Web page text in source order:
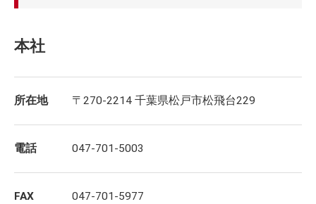
本社
所在地 〒270-2214 千葉県松戸市松飛台229
電話 047-701-5003
FAX 047-701-5977